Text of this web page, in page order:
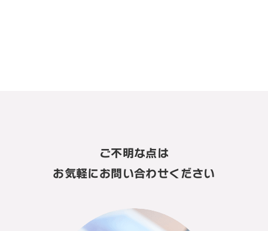
ご不明な点は
お気軽にお問い合わせください